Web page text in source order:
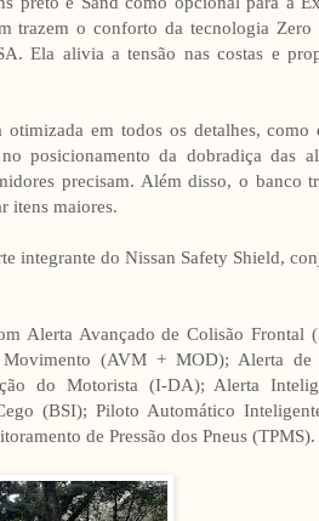
trazem o conforto da tecnologia Zero
Ela alivia a tensão nas costas e
em todos os detalhes, como
posicionamento da dobradiça das
precisam. Além disso, o banco
itens maiores.
integrante do Nissan Safety Shield,
Alerta Avançado de Colisão Frontal
(AVM + MOD); Alerta de
do Motorista (I-DA); Alerta
(BSI); Piloto Automático
de Pressão dos Pneus (TPMS).